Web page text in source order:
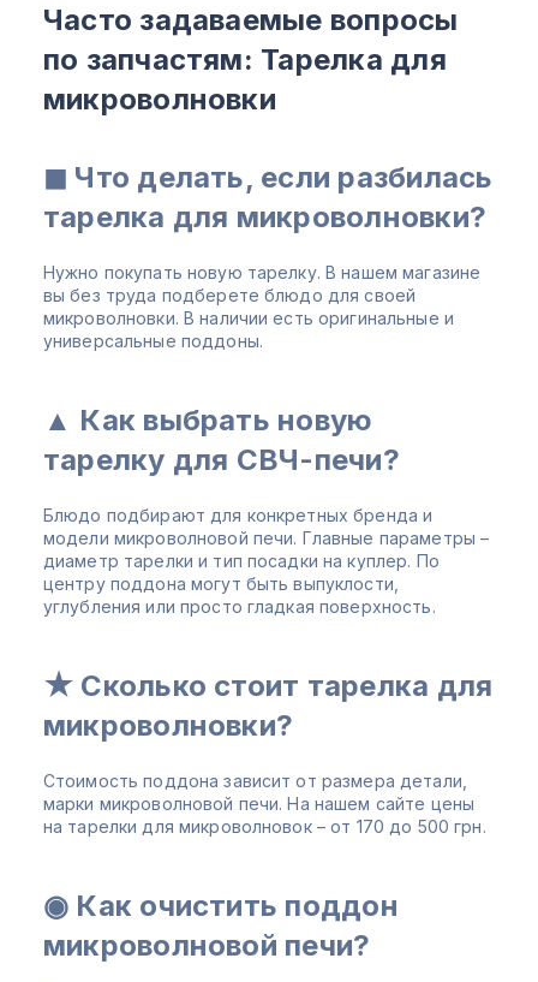
Часто задаваемые вопросы
по запчастям: Тарелка для
микроволновки
◼ Что делать, если разбилась
тарелка для микроволновки?
Нужно покупать новую тарелку. В нашем магазине
вы без труда подберете блюдо для своей
микроволновки. В наличии есть оригинальные и
универсальные поддоны.
▲ Как выбрать новую
тарелку для СВЧ-печи?
Блюдо подбирают для конкретных бренда и
модели микроволновой печи. Главные параметры –
диаметр тарелки и тип посадки на куплер. По
центру поддона могут быть выпуклости,
углубления или просто гладкая поверхность.
★ Сколько стоит тарелка для
микроволновки?
Стоимость поддона зависит от размера детали,
марки микроволновой печи. На нашем сайте цены
на тарелки для микроволновок – от 170 до 500 грн.
◉ Как очистить поддон
микроволновой печи?